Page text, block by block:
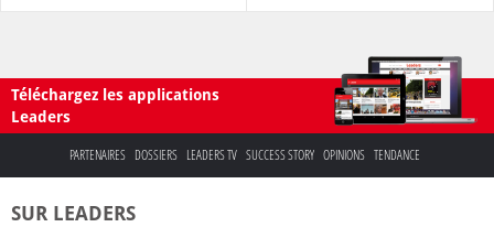
Téléchargez les applications
Leaders
PARTENAIRES DOSSIERS LEADERS TV SUCCESS STORY OPINIONS TENDANCE
SUR LEADERS